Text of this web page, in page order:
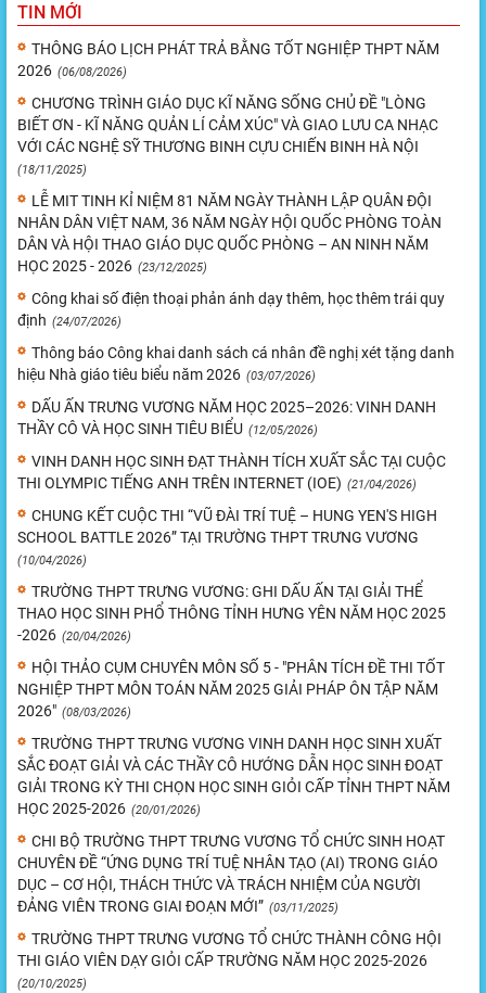
TIN MỚI
THÔNG BÁO LỊCH PHÁT TRẢ BẰNG TỐT NGHIỆP THPT NĂM
2026 (06/08/2026)
CHƯƠNG TRÌNH GIÁO DỤC KĨ NĂNG SỐNG CHỦ ĐỀ "LÒNG
BIẾT ƠN - KĨ NĂNG QUẢN LÍ CẢM XÚC" VÀ GIAO LƯU CA NHẠC
VỚI CÁC NGHỆ SỸ THƯƠNG BINH CỰU CHIẾN BINH HÀ NỘI
(18/11/2025)
LỄ MIT TINH KỈ NIỆM 81 NĂM NGÀY THÀNH LẬP QUÂN ĐỘI
NHÂN DÂN VIỆT NAM, 36 NĂM NGÀY HỘI QUỐC PHÒNG TOÀN
DÂN VÀ HỘI THAO GIÁO DỤC QUỐC PHÒNG – AN NINH NĂM
HỌC 2025 - 2026 (23/12/2025)
Công khai số điện thoại phản ánh dạy thêm, học thêm trái quy
định (24/07/2026)
Thông báo Công khai danh sách cá nhân đề nghị xét tặng danh
hiệu Nhà giáo tiêu biểu năm 2026 (03/07/2026)
DẤU ẤN TRƯNG VƯƠNG NĂM HỌC 2025–2026: VINH DANH
THẦY CÔ VÀ HỌC SINH TIÊU BIỂU (12/05/2026)
VINH DANH HỌC SINH ĐẠT THÀNH TÍCH XUẤT SẮC TẠI CUỘC
THI OLYMPIC TIẾNG ANH TRÊN INTERNET (IOE) (21/04/2026)
CHUNG KẾT CUỘC THI “VŨ ĐÀI TRÍ TUỆ – HUNG YEN'S HIGH
SCHOOL BATTLE 2026” TẠI TRƯỜNG THPT TRƯNG VƯƠNG
(10/04/2026)
TRƯỜNG THPT TRƯNG VƯƠNG: GHI DẤU ẤN TẠI GIẢI THỂ
THAO HỌC SINH PHỔ THÔNG TỈNH HƯNG YÊN NĂM HỌC 2025
-2026 (20/04/2026)
HỘI THẢO CỤM CHUYÊN MÔN SỐ 5 - "PHÂN TÍCH ĐỀ THI TỐT
NGHIỆP THPT MÔN TOÁN NĂM 2025 GIẢI PHÁP ÔN TẬP NĂM
2026" (08/03/2026)
TRƯỜNG THPT TRƯNG VƯƠNG VINH DANH HỌC SINH XUẤT
SẮC ĐOẠT GIẢI VÀ CÁC THẦY CÔ HƯỚNG DẪN HỌC SINH ĐOẠT
GIẢI TRONG KỲ THI CHỌN HỌC SINH GIỎI CẤP TỈNH THPT NĂM
HỌC 2025-2026 (20/01/2026)
CHI BỘ TRƯỜNG THPT TRƯNG VƯƠNG TỔ CHỨC SINH HOẠT
CHUYÊN ĐỀ “ỨNG DỤNG TRÍ TUỆ NHÂN TẠO (AI) TRONG GIÁO
DỤC – CƠ HỘI, THÁCH THỨC VÀ TRÁCH NHIỆM CỦA NGƯỜI
ĐẢNG VIÊN TRONG GIAI ĐOẠN MỚI” (03/11/2025)
TRƯỜNG THPT TRƯNG VƯƠNG TỔ CHỨC THÀNH CÔNG HỘI
THI GIÁO VIÊN DẠY GIỎI CẤP TRƯỜNG NĂM HỌC 2025-2026
(20/10/2025)